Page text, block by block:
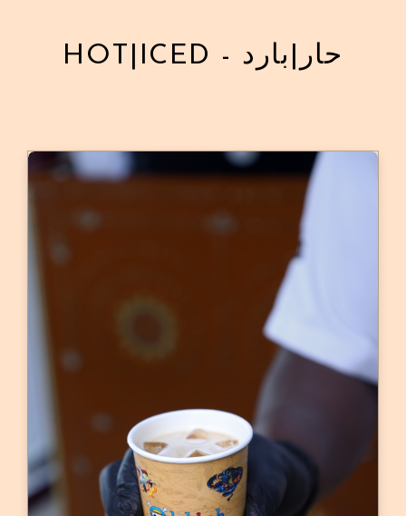
HOT|ICED - حار|بارد